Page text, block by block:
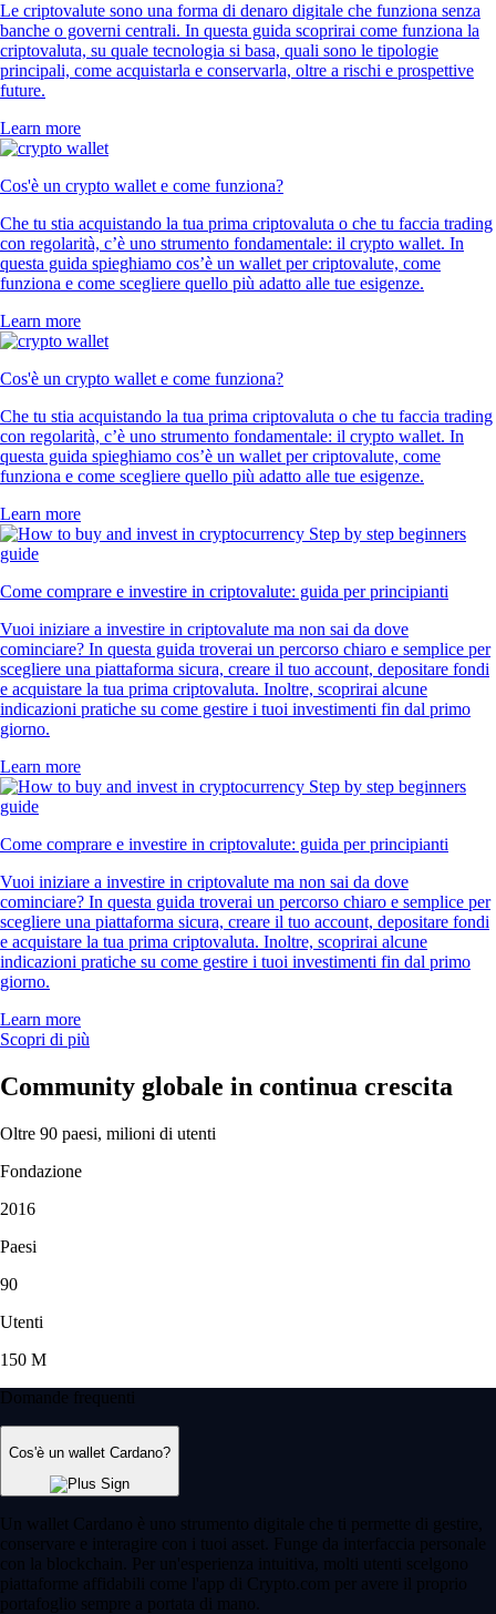
Le criptovalute sono una forma di denaro digitale che funziona senza
banche o governi centrali. In questa guida scoprirai come funziona la
criptovaluta, su quale tecnologia si basa, quali sono le tipologie
principali, come acquistarla e conservarla, oltre a rischi e prospettive
future.
Learn more
Cos'è un crypto wallet e come funziona?
Che tu stia acquistando la tua prima criptovaluta o che tu faccia trading
con regolarità, c’è uno strumento fondamentale: il crypto wallet. In
questa guida spieghiamo cos’è un wallet per criptovalute, come
funziona e come scegliere quello più adatto alle tue esigenze.
Learn more
Cos'è un crypto wallet e come funziona?
Che tu stia acquistando la tua prima criptovaluta o che tu faccia trading
con regolarità, c’è uno strumento fondamentale: il crypto wallet. In
questa guida spieghiamo cos’è un wallet per criptovalute, come
funziona e come scegliere quello più adatto alle tue esigenze.
Learn more
Come comprare e investire in criptovalute: guida per principianti
Vuoi iniziare a investire in criptovalute ma non sai da dove
cominciare? In questa guida troverai un percorso chiaro e semplice per
scegliere una piattaforma sicura, creare il tuo account, depositare fondi
e acquistare la tua prima criptovaluta. Inoltre, scoprirai alcune
indicazioni pratiche su come gestire i tuoi investimenti fin dal primo
giorno.
Learn more
Come comprare e investire in criptovalute: guida per principianti
Vuoi iniziare a investire in criptovalute ma non sai da dove
cominciare? In questa guida troverai un percorso chiaro e semplice per
scegliere una piattaforma sicura, creare il tuo account, depositare fondi
e acquistare la tua prima criptovaluta. Inoltre, scoprirai alcune
indicazioni pratiche su come gestire i tuoi investimenti fin dal primo
giorno.
Learn more
Scopri di più
Community globale in continua crescita
Oltre 90 paesi, milioni di utenti
Fondazione
2016
Paesi
90
Utenti
150 M
Domande frequenti
Cos'è un wallet Cardano?
Un wallet Cardano è uno strumento digitale che ti permette di gestire,
conservare e interagire con i tuoi asset. Funge da interfaccia personale
con la blockchain. Per un'esperienza intuitiva, molti utenti scelgono
piattaforme affidabili come l'app di Crypto.com per avere il proprio
portafoglio sempre a portata di mano.